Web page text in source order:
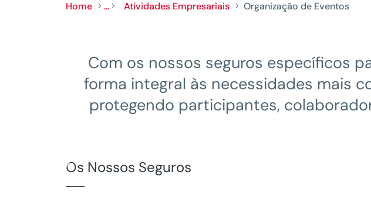
Home 5 ... 5 Atividades Empresariais 5 Organização de Eventos
Com os nossos seguros específicos
forma integral às necessidades mais
protegendo participantes,
Os Nossos Seguros